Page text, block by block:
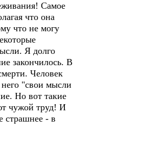
Самое
что она
что не могу
Я долго
закончилось. В
Человек
"свои мысли
Но вот такие
чужой труд! И
страшнее - в